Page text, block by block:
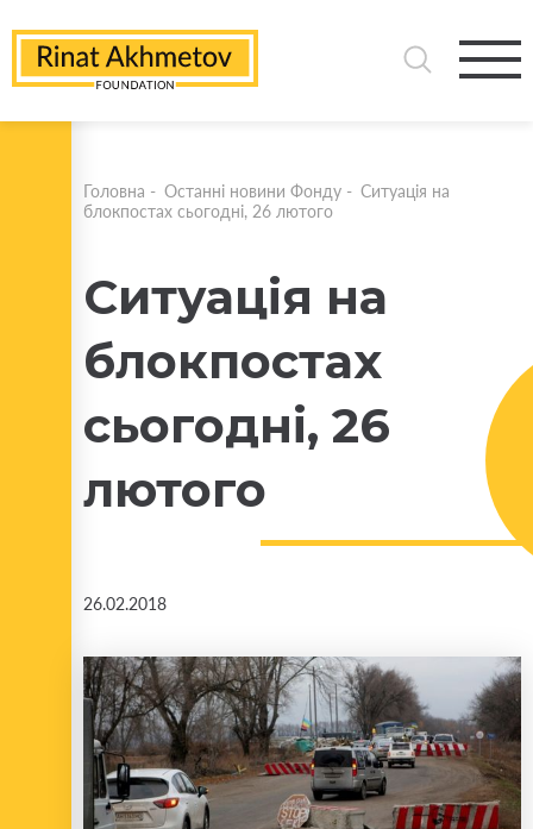
Головна - Останні новини Фонду - Ситуація на
блокпостах сьогодні, 26 лютого
Ситуація на
блокпостах
сьогодні, 26
лютого
26.02.2018